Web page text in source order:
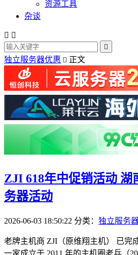
资源工具
杂谈
 

独立服务器优惠  正文
ZJI 618年中促销活动 湖
务器活动
2026-06-03 18:50:22 分类： 独立服务
老牌主机商 ZJI（原维翔主机）​ 已完
一家成立于 2011 年的主机圈老兵（